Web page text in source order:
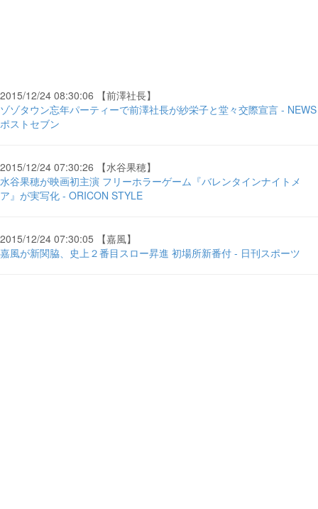
2015/12/24 08:30:06 【前澤社長】
ゾゾタウン忘年パーティーで前澤社長が紗栄子と堂々交際宣言 - NEWS
ポストセブン
2015/12/24 07:30:26 【水谷果穂】
水谷果穂が映画初主演 フリーホラーゲーム『バレンタインナイトメ
ア』が実写化 - ORICON STYLE
2015/12/24 07:30:05 【嘉風】
嘉風が新関脇、史上２番目スロー昇進 初場所新番付 - 日刊スポーツ